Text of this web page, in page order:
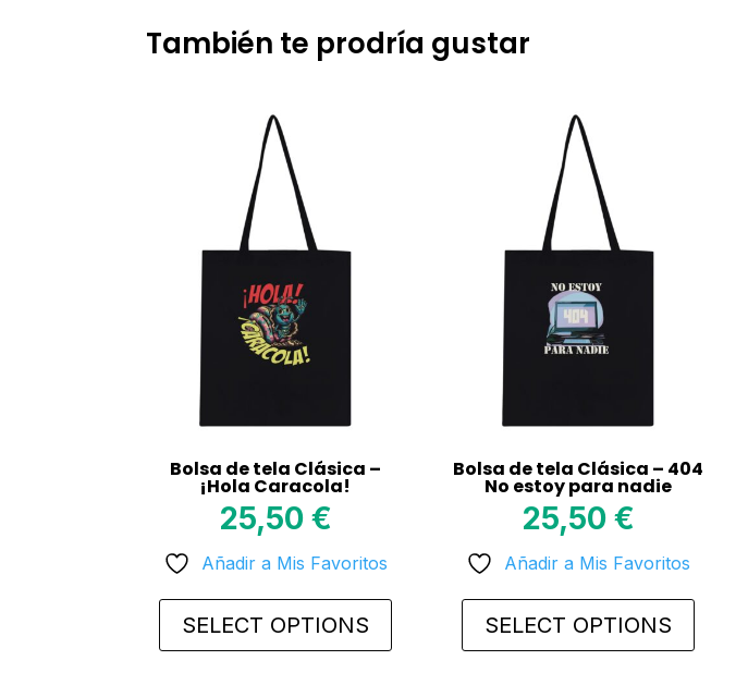
También te prodría gustar
Bolsa de tela Clásica –
¡Hola Caracola!
25,50 €
Añadir a Mis Favoritos
SELECT OPTIONS
Bolsa de tela Clásica – 404
No estoy para nadie
25,50 €
Añadir a Mis Favoritos
SELECT OPTIONS